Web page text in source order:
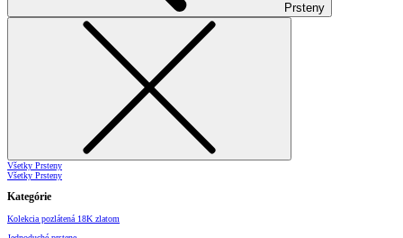
Prsteny
Všetky Prsteny
Všetky Prsteny
Kategórie
Kolekcia pozlátená 18K zlatom